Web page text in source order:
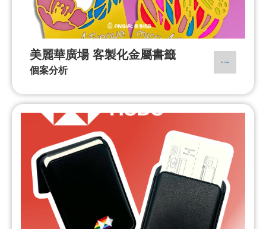
美麗華廣場 客製化金屬書籤
個案分析